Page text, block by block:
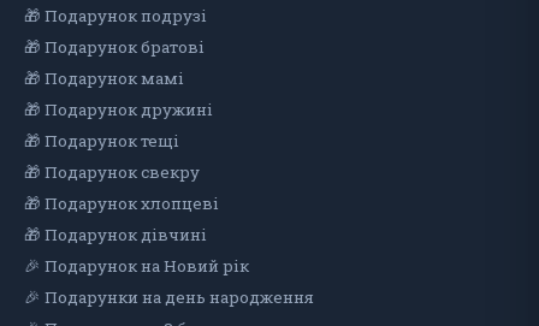
🎁 Подарунок подрузі
🎁 Подарунок братові
🎁 Подарунок мамі
🎁 Подарунок дружині
🎁 Подарунок тещі
🎁 Подарунок свекру
🎁 Подарунок хлопцеві
🎁 Подарунок дiвчинi
🎉 Подарунок на Новий рік
🎉 Подарунки на день народження